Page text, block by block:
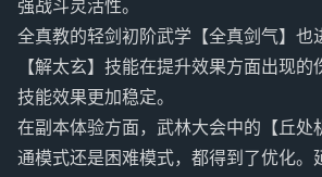
强战斗灵活性。
全真教的轻剑初阶武学【全真剑气】也
【解太玄】技能在提升效果方面出现
技能效果更加稳定。
在副本体验方面，武林大会中的【丘处
通模式还是困难模式，都得到了优化。